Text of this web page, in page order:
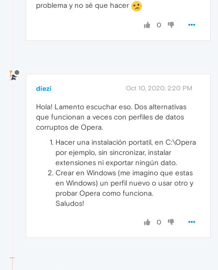
problema y no sé que hacer
0
diezi Oct 10, 2020, 2:20 PM
Hola! Lamento escuchar eso. Dos alternativas
que funcionan a veces con perfiles de datos
corruptos de Opera.
Hacer una instalación portatil, en C:\Opera
por ejemplo, sin sincronizar, instalar
extensiones ni exportar ningún dato.
Crear en Windows (me imagino que estas
en Windows) un perfil nuevo o usar otro y
probar Opera como funciona.
Saludos!
0